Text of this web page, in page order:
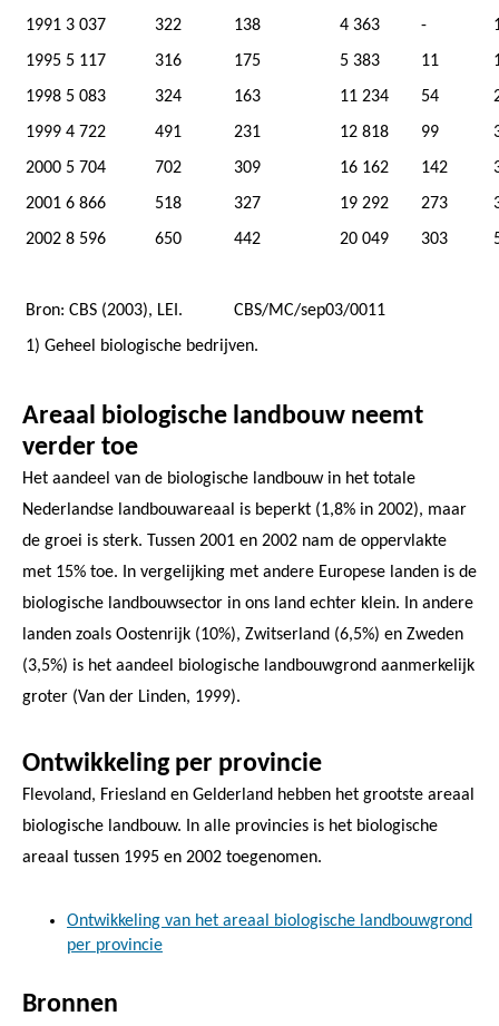
1991 3 037 322 138 4 363 -
1995 5 117 316 175 5 383 11
1998 5 083 324 163 11 234 54
1999 4 722 491 231 12 818 99
2000 5 704 702 309 16 162 142
2001 6 866 518 327 19 292 273
2002 8 596 650 442 20 049 303
Bron: CBS (2003), LEI.
CBS/MC/sep03/0011
1) Geheel biologische bedrijven.
Areaal biologische landbouw neemt
verder toe
Het aandeel van de biologische landbouw in het totale
Nederlandse landbouwareaal is beperkt (1,8% in 2002), maar
de groei is sterk. Tussen 2001 en 2002 nam de oppervlakte
met 15% toe. In vergelijking met andere Europese landen is de
biologische landbouwsector in ons land echter klein. In andere
landen zoals Oostenrijk (10%), Zwitserland (6,5%) en Zweden
(3,5%) is het aandeel biologische landbouwgrond aanmerkelijk
groter (Van der Linden, 1999).
Ontwikkeling per provincie
Flevoland, Friesland en Gelderland hebben het grootste areaal
biologische landbouw. In alle provincies is het biologische
areaal tussen 1995 en 2002 toegenomen.
Ontwikkeling van het areaal biologische landbouwgrond
per provincie
Bronnen